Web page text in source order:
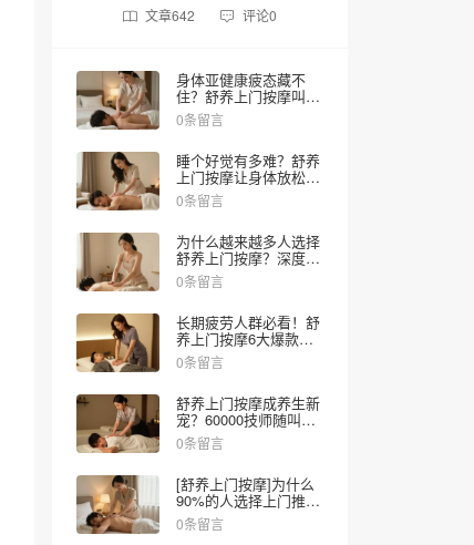
文章642 评论0
身体亚健康疲态藏不
住？舒养上门按摩叫个
技师30分钟到家
0条留言
睡个好觉有多难？舒养
上门按摩让身体放松睡
眠更舒服
0条留言
为什么越来越多人选择
舒养上门按摩？深度舒
压体验解锁全新放松方
式，告别疲惫只需30分
0条留言
长期疲劳人群必看！舒
养上门按摩6大爆款项
目实测，告别僵硬失眠
0条留言
舒养上门按摩成养生新
宠？60000技师随叫随
到，告别排队疲备
0条留言
[舒养上门按摩]为什么
90%的人选择上门推
拿？放下疲惫，把SPA
搬进家！
0条留言